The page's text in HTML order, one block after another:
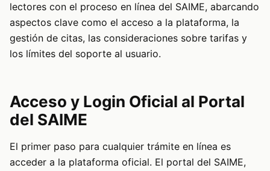
lectores con el proceso en línea del SAIME, abarcando
aspectos clave como el acceso a la plataforma, la
gestión de citas, las consideraciones sobre tarifas y
los límites del soporte al usuario.
Acceso y Login Oficial al Portal
del SAIME
El primer paso para cualquier trámite en línea es
acceder a la plataforma oficial. El portal del SAIME,